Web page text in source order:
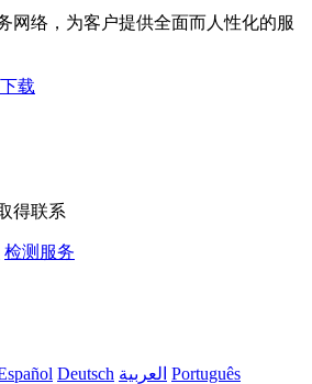
网络，为客户提供全面而人性化的服
载
得联系
检测服务
Deutsch العربية Português